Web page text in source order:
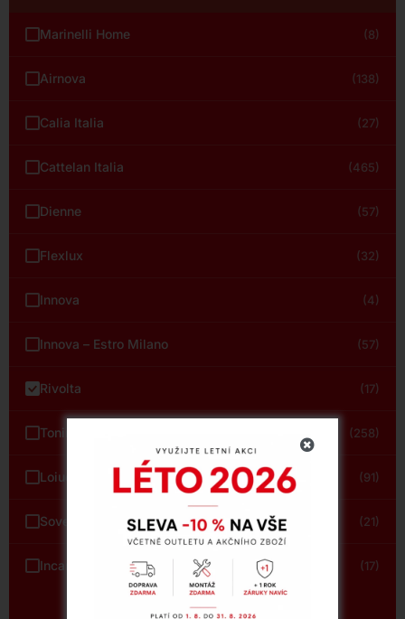
Marinelli Home (8)
Airnova (138)
Calia Italia (27)
Cattelan Italia (465)
Dienne (57)
Flexlux (32)
Innova (4)
Innova – Estro Milano (57)
Rivolta (17)
Tonin Casa (258)
LoiudiceD (91)
Sovet (21)
Incanto (17)
Zobrazit vše